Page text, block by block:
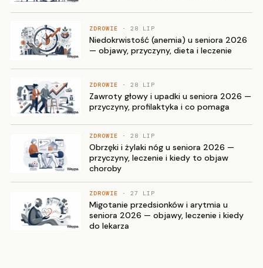
ZDROWIE · 28 LIP
Niedokrwistość (anemia) u seniora 2026
— objawy, przyczyny, dieta i leczenie
ZDROWIE · 28 LIP
Zawroty głowy i upadki u seniora 2026 —
przyczyny, profilaktyka i co pomaga
ZDROWIE · 28 LIP
Obrzęki i żylaki nóg u seniora 2026 —
przyczyny, leczenie i kiedy to objaw
choroby
ZDROWIE · 27 LIP
Migotanie przedsionków i arytmia u
seniora 2026 — objawy, leczenie i kiedy
do lekarza